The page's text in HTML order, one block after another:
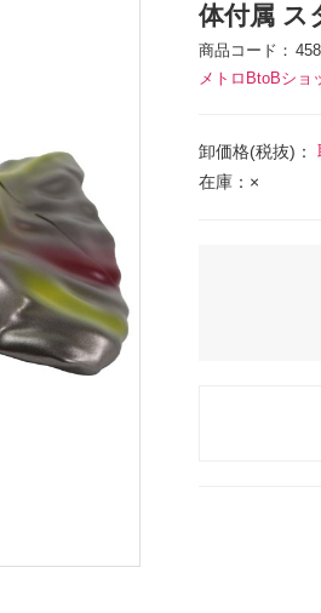
体付属 ス
商品コード
メトロBtoBショ
卸価格(税抜)：
在庫：×